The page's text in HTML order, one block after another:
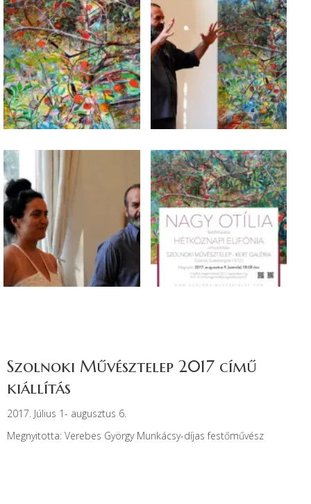
Szolnoki Művésztelep 2017 című
kiállítás
2017. Július 1- augusztus 6.
Megnyitotta: Verebes György Munkácsy-díjas festőművész